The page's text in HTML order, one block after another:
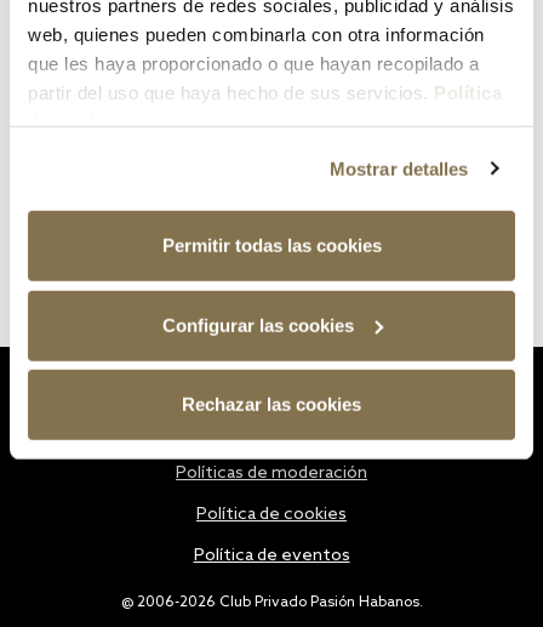
nuestros partners de redes sociales, publicidad y análisis
web, quienes pueden combinarla con otra información
que les haya proporcionado o que hayan recopilado a
partir del uso que haya hecho de sus servicios. Política
Mostrar detalles
Permitir todas las cookies
Configurar las cookies
Rechazar las cookies
¿Has olvidado tu contraseña?
@ 2006-2026 Club Privado Pasión Habanos.
Políticas de moderación
Política de cookies
Política de eventos